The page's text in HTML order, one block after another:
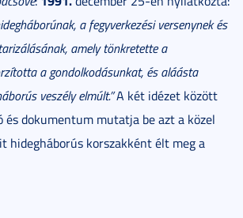
a fegyverkezési versenynek és
amely tönkretette a
a gondolkodásunkat, és aláásta
veszély elmúlt.”A két idézet között
dokumentum mutatja be azt a közel
hidegháborús korszakként élt meg a